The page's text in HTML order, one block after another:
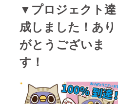
▼プロジェクト達
成しました！あり
がとうございま
す！